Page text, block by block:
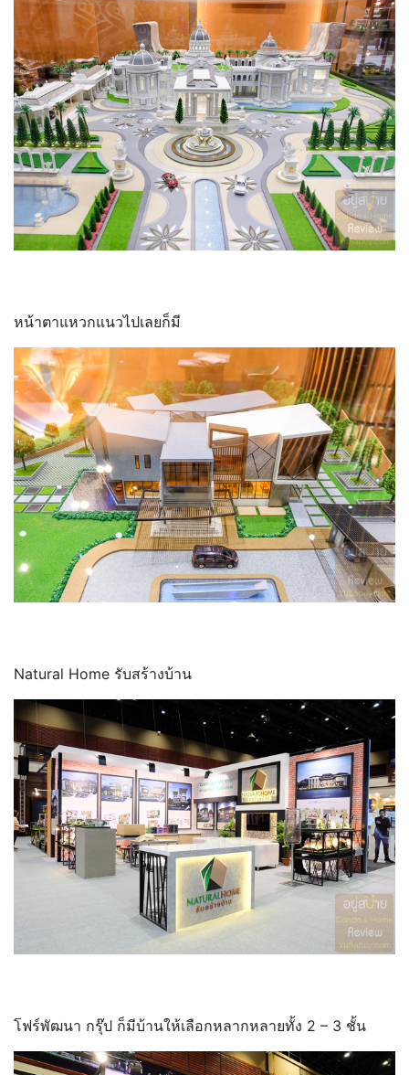
หน้าตาแหวกแนวไปเลยก็มี
Natural Home รับสร้างบ้าน
โฟร์พัฒนา กรุ๊ป ก็มีบ้านให้เลือกหลากหลายทั้ง 2 – 3 ชั้น